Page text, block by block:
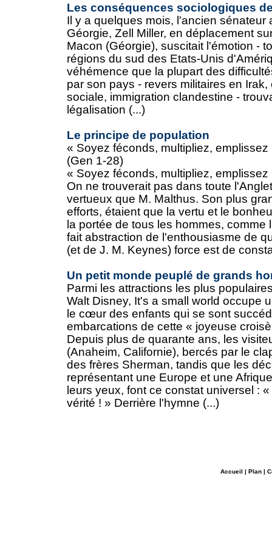
Les conséquences sociologiques
Il y a quelques mois, l'ancien sénateur
Géorgie, Zell Miller, en déplacement
Macon (Géorgie), suscitait l'émotion -
régions du sud des Etats-Unis
véhémence que la plupart des
par son pays - revers militaires en
sociale, immigration clandestine -
légalisation (...)
Le principe de population
« Soyez féconds, multipliez,
(Gen 1-28)
« Soyez féconds, multipliez,
On ne trouverait pas dans toute
vertueux que M. Malthus. Son plus
efforts, étaient que la vertu et le
la portée de tous les hommes, comme
fait abstraction de l'enthousiasme de
(et de J. M. Keynes) force est de
Un petit monde peuplé de grands
Parmi les attractions les plus
Walt Disney, It's a small world occupe
le cœur des enfants qui se sont
embarcations de cette « joyeuse
Depuis plus de quarante ans, les
(Anaheim, Californie), bercés par le
des frères Sherman, tandis que les
représentant une Europe et une
leurs yeux, font ce constat universel :
vérité ! » Derrière l'hymne (...)
Accueil | Plan|